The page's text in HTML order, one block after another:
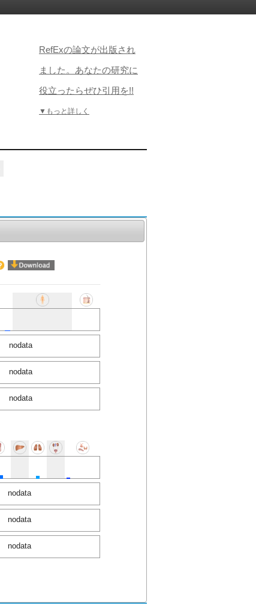
RefExの論文が出版され
ました。あなたの研究に
役立ったらぜひ引用を!!
▼もっと詳しく
nodata
nodata
nodata
nodata
nodata
nodata